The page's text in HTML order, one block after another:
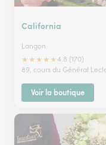
California
Langon
★★★★★4.8 (170)
89, cours du Général
Voir la boutique